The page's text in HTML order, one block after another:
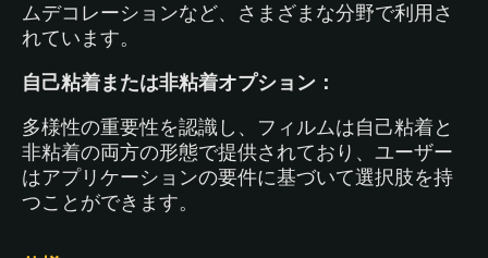
ムデコレーションなど、さまざまな分野で利用さ
れています。
自己粘着または非粘着オプション：
多様性の重要性を認識し、フィルムは自己粘着と
非粘着の両方の形態で提供されており、ユーザー
はアプリケーションの要件に基づいて選択肢を持
つことができます。